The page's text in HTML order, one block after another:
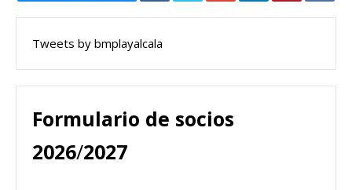
Tweets by bmplayalcala
Formulario de socios
2026/2027